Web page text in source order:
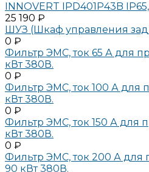
INNOVERT IPD401P43B
25 190 ₽
ШУЗ (Шкаф управления
0 ₽
Фильтр ЭМС, ток 65 А для
кВт 380В.
0 ₽
Фильтр ЭМС, ток 100 А для
кВт 380В.
0 ₽
Фильтр ЭМС, ток 150 А для
кВт 380В.
0 ₽
Фильтр ЭМС, ток 200 А для
90 кВт 380В.